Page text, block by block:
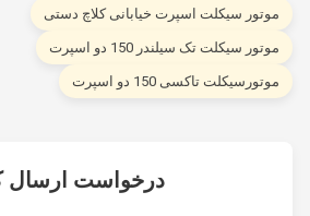
سیکلت اسپرت خیابانی کلاچ دستی
سیکلت تک سیلندر 150 دو اسپرت
تاکسی 150 دو اسپرت
درخواست ارسال کنید